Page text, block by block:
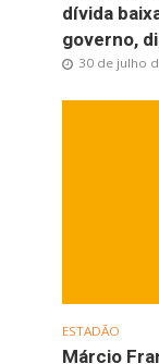
dívida
governo,
30 de julho
ESTADÃO
Márcio